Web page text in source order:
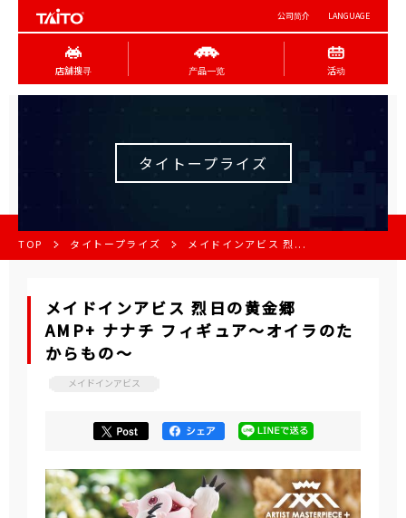
公司简介 LANGUAGE
店舖搜寻 产品一览 活动
タイトープライズ
TOP タイトープライズ メイドインアビス 烈...
メイドインアビス 烈日の黄金郷
AMP+ ナナチ フィギュア～オイラのた
からもの～
メイドインアビス